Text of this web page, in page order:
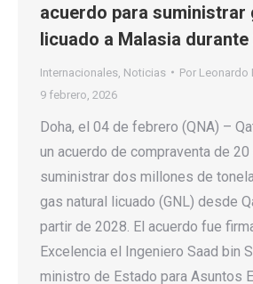
acuerdo para suministrar
licuado a Malasia durante
Internacionales Noticias Por Leonardo
9 febrero, 2026
Doha, el 04 de febrero (QNA) –
un acuerdo de compraventa de 20
suministrar dos millones de
gas natural licuado (GNL) desde
partir de 2028. El acuerdo fue
Excelencia el Ingeniero Saad bin
ministro de Estado para Asuntos